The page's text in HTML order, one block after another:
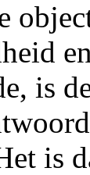
is
is